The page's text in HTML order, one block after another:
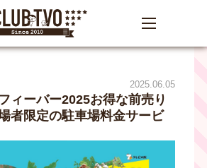
2025.06.05
ィーバー2025お得な前売り
者限定の駐車場料金サービ